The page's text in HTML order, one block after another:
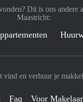
vind en verhuur je
Faq Voor
Dit is ons andere
Maastricht: